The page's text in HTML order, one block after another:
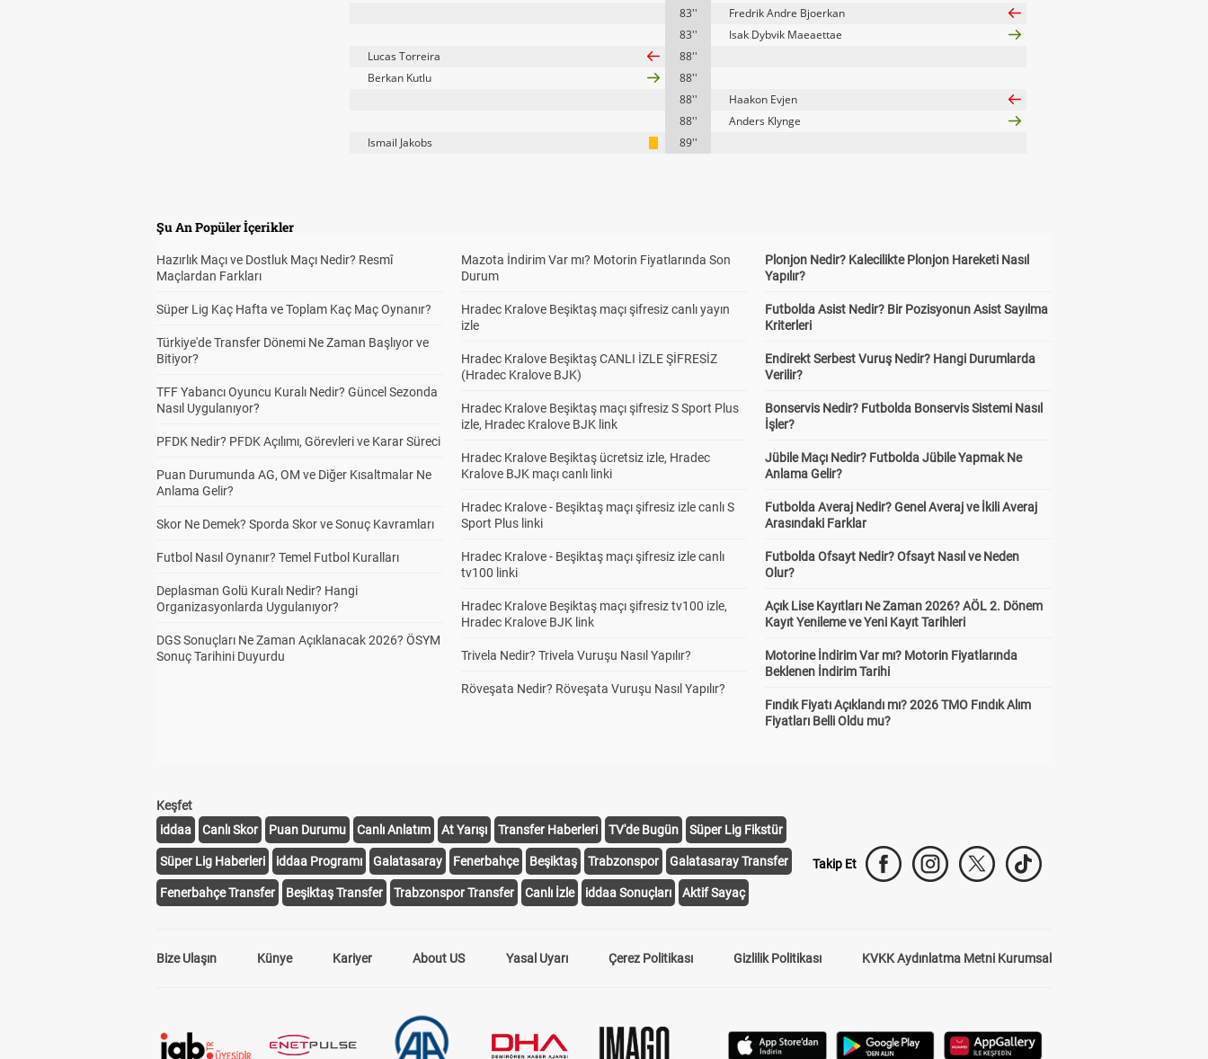
83''
Fredrik Andre Bjoerkan
83''
Isak Dybvik Maeaettae
Lucas Torreira
88''
Berkan Kutlu
88''
88''
Haakon Evjen
88''
Anders Klynge
Ismail Jakobs
89''
Şu An Popüler İçerikler
Hazırlık Maçı ve Dostluk Maçı Nedir? Resmî
Maçlardan Farkları
Süper Lig Kaç Hafta ve Toplam Kaç Maç Oynanır?
Türkiye'de Transfer Dönemi Ne Zaman Başlıyor ve
Bitiyor?
TFF Yabancı Oyuncu Kuralı Nedir? Güncel Sezonda
Nasıl Uygulanıyor?
PFDK Nedir? PFDK Açılımı, Görevleri ve Karar Süreci
Puan Durumunda AG, OM ve Diğer Kısaltmalar Ne
Anlama Gelir?
Skor Ne Demek? Sporda Skor ve Sonuç Kavramları
Futbol Nasıl Oynanır? Temel Futbol Kuralları
Deplasman Golü Kuralı Nedir? Hangi
Organizasyonlarda Uygulanıyor?
DGS Sonuçları Ne Zaman Açıklanacak 2026? ÖSYM
Sonuç Tarihini Duyurdu
Mazota İndirim Var mı? Motorin Fiyatlarında Son
Durum
Hradec Kralove Beşiktaş maçı şifresiz canlı yayın
izle
Hradec Kralove Beşiktaş CANLI İZLE ŞİFRESİZ
(Hradec Kralove BJK)
Hradec Kralove Beşiktaş maçı şifresiz S Sport Plus
izle, Hradec Kralove BJK link
Hradec Kralove Beşiktaş ücretsiz izle, Hradec
Kralove BJK maçı canlı linki
Hradec Kralove - Beşiktaş maçı şifresiz izle canlı S
Sport Plus linki
Hradec Kralove - Beşiktaş maçı şifresiz izle canlı
tv100 linki
Hradec Kralove Beşiktaş maçı şifresiz tv100 izle,
Hradec Kralove BJK link
Trivela Nedir? Trivela Vuruşu Nasıl Yapılır?
Röveşata Nedir? Röveşata Vuruşu Nasıl Yapılır?
Plonjon Nedir? Kalecilikte Plonjon Hareketi Nasıl
Yapılır?
Futbolda Asist Nedir? Bir Pozisyonun Asist Sayılma
Kriterleri
Endirekt Serbest Vuruş Nedir? Hangi Durumlarda
Verilir?
Bonservis Nedir? Futbolda Bonservis Sistemi Nasıl
İşler?
Jübile Maçı Nedir? Futbolda Jübile Yapmak Ne
Anlama Gelir?
Futbolda Averaj Nedir? Genel Averaj ve İkili Averaj
Arasındaki Farklar
Futbolda Ofsayt Nedir? Ofsayt Nasıl ve Neden
Olur?
Açık Lise Kayıtları Ne Zaman 2026? AÖL 2. Dönem
Kayıt Yenileme ve Yeni Kayıt Tarihleri
Motorine İndirim Var mı? Motorin Fiyatlarında
Beklenen İndirim Tarihi
Fındık Fiyatı Açıklandı mı? 2026 TMO Fındık Alım
Fiyatları Belli Oldu mu?
Keşfet
iddaa
Canlı Skor Puan Durumu Canlı Anlatım At Yarışı Transfer Haberleri TV'de Bugün Süper Lig Fikstür
Süper Lig Haberleri iddaa Programı Galatasaray Fenerbahçe Beşiktaş Trabzonspor Galatasaray Transfer
Fenerbahçe Transfer Beşiktaş Transfer Trabzonspor Transfer Canlı İzle iddaa Sonuçları Aktif Sayaç
Takip Et
Bize Ulaşın Künye Kariyer About US Yasal Uyarı Çerez Politikası Gizlilik Politikası KVKK Aydınlatma Metni Kurumsal